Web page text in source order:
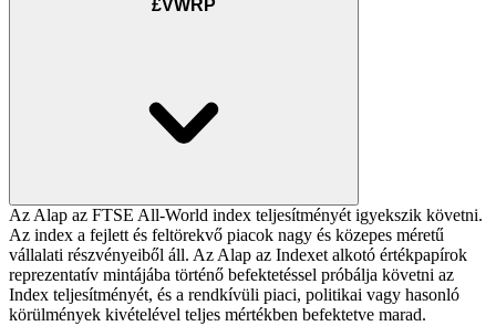
£VWRP
Az Alap az FTSE All-World index teljesítményét igyekszik követni.
Az index a fejlett és feltörekvő piacok nagy és közepes méretű
vállalati részvényeiből áll. Az Alap az Indexet alkotó értékpapírok
reprezentatív mintájába történő befektetéssel próbálja követni az
Index teljesítményét, és a rendkívüli piaci, politikai vagy hasonló
körülmények kivételével teljes mértékben befektetve marad.